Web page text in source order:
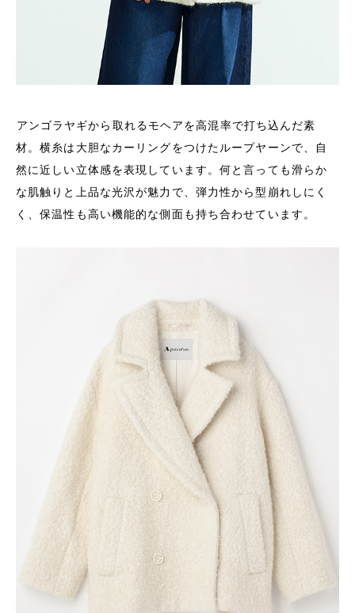
アンゴラヤギから取れるモヘアを高混率で打ち込んだ素
材。横糸は大胆なカーリングをつけたループヤーンで、自
然に近しい立体感を表現しています。何と言っても滑らか
な肌触りと上品な光沢が魅力で、弾力性から型崩れしにく
く、保温性も高い機能的な側面も持ち合わせています。